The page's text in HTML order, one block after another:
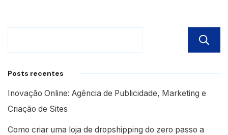
Posts recentes
Inovação Online: Agência de Publicidade, Marketing e
Criação de Sites
Como criar uma loja de dropshipping do zero passo a